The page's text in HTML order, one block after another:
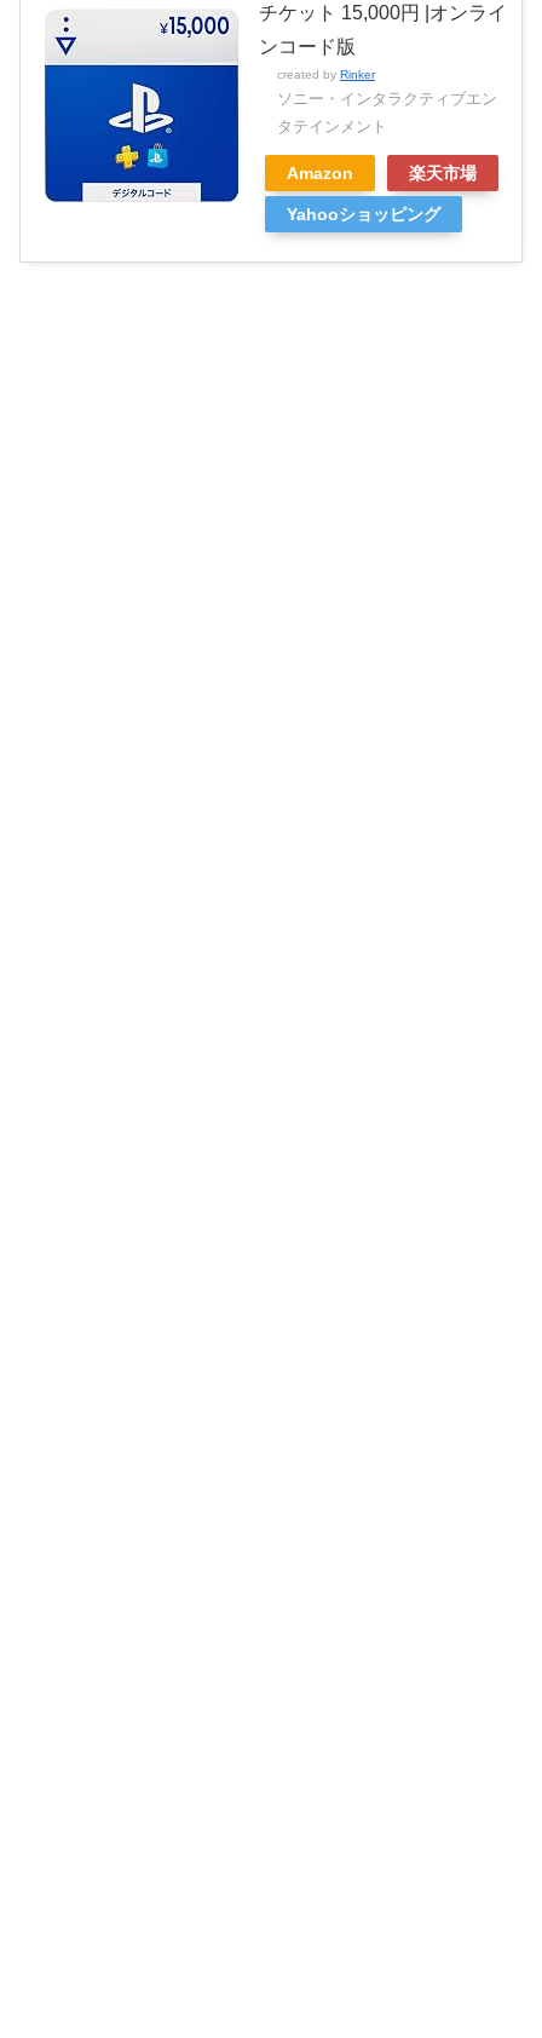
チケット 15,000円 |オンライ
ンコード版
created by Rinker
ソニー・インタラクティブエン
タテインメント
Amazon 楽天市場
Yahooショッピング